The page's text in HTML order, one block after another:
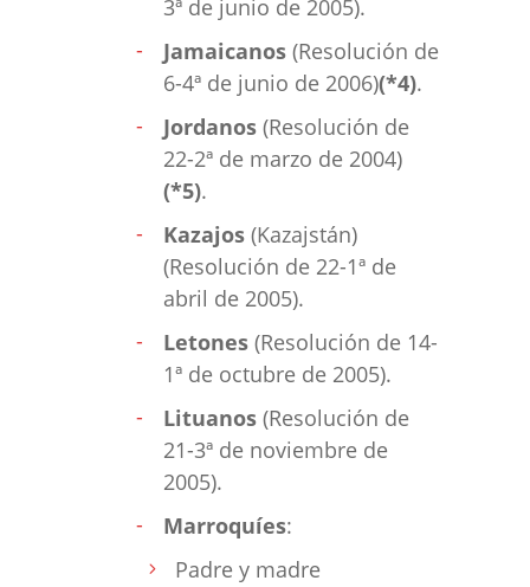
3ª de junio de 2005).
Jamaicanos (Resolución de
6-4ª de junio de 2006)(*4).
Jordanos (Resolución de
22-2ª de marzo de 2004)
(*5).
Kazajos (Kazajstán)
(Resolución de 22-1ª de
abril de 2005).
Letones (Resolución de 14-
1ª de octubre de 2005).
Lituanos (Resolución de
21-3ª de noviembre de
2005).
Marroquíes:
Padre y madre